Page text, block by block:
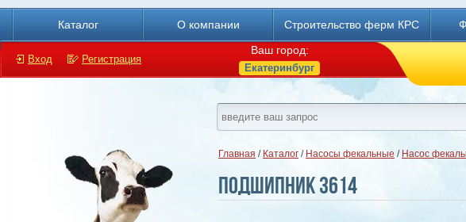
Каталог О компании Строительство ферм КРС
Вход Регистрация
Ваш город:
Екатеринбург
Главная / Каталог / Насосы фекальные / Насос
Подшипник 3614